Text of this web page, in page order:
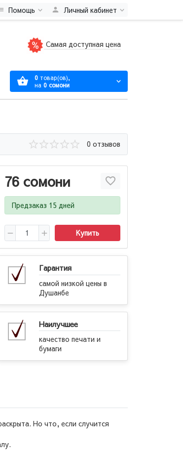
Помощь Личный кабинет
Самая доступная цена
0 товар(ов),
на 0 сомони
0 отзывов
76 сомони
Предзаказ 15 дней
Купить
Гарантия
самой низкой цены в
Душанбе
Наилучшее
качество печати и
бумаги
Но что, если случится